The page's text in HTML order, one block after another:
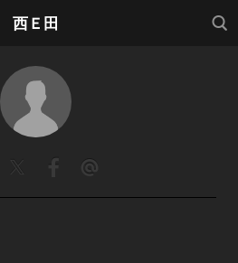
西Ｅ田
検索